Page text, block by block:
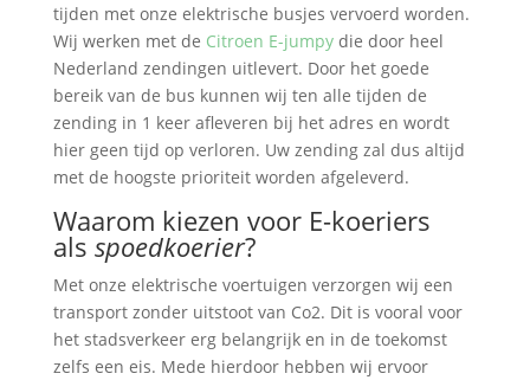
tijden met onze elektrische busjes vervoerd worden.
Wij werken met de Citroen E-jumpydie door heel
Nederland zendingen uitlevert. Door het goede
bereik van de bus kunnen wij ten alle tijden de
zending in 1 keer afleveren bij het adres en wordt
hier geen tijd op verloren. Uw zending zal dus altijd
met de hoogste prioriteit worden afgeleverd.
Waarom kiezen voor E-koeriers
als spoedkoerier?
Met onze elektrische voertuigen verzorgen wij een
transport zonder uitstoot van Co2. Dit is vooral voor
het stadsverkeer erg belangrijk en in de toekomst
zelfs een eis. Mede hierdoor hebben wij ervoor